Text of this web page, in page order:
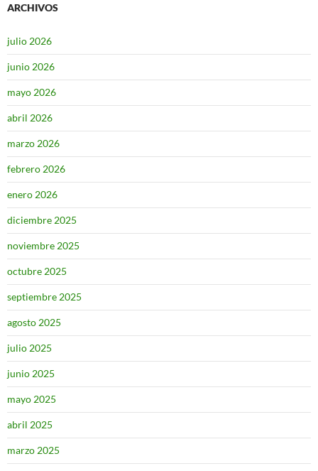
ARCHIVOS
julio 2026
junio 2026
mayo 2026
abril 2026
marzo 2026
febrero 2026
enero 2026
diciembre 2025
noviembre 2025
octubre 2025
septiembre 2025
agosto 2025
julio 2025
junio 2025
mayo 2025
abril 2025
marzo 2025